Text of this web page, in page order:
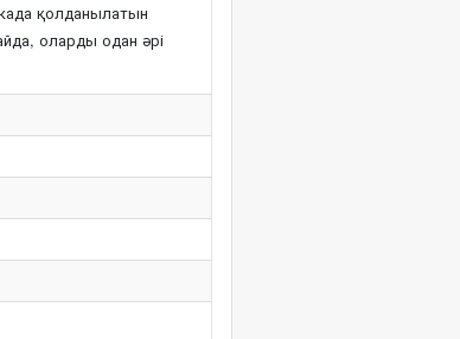
қолданылатын
оларды одан әрі